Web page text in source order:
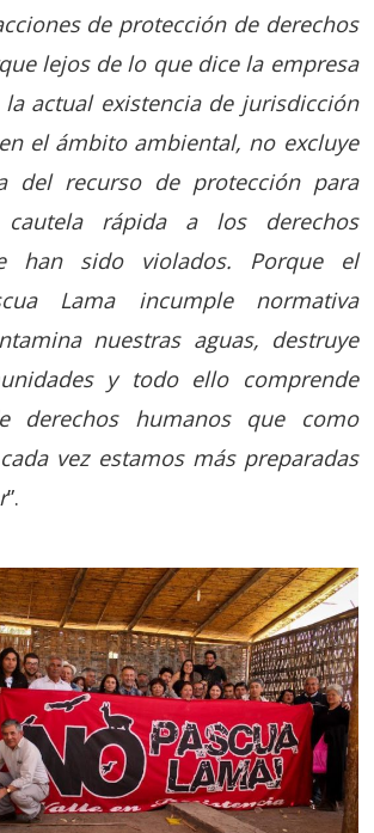
de protección de derechos
lejos de lo que dice la empresa
actual existencia de jurisdicción
el ámbito ambiental, no excluye
del recurso de protección para
rápida a los derechos
han sido violados. Porque el
Lama incumple normativa
nuestras aguas, destruye
y todo ello comprende
derechos humanos que como
vez estamos más preparadas
”.